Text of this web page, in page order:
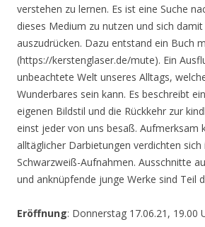
verstehen zu lernen. Es ist eine Suche
dieses Medium zu nutzen und sich
auszudrücken. Dazu entstand ein Buch
(https://kerstenglaser.de/mute). Ein
unbeachtete Welt unseres Alltags,
Wunderbares sein kann. Es beschreibt
eigenen Bildstil und die Rückkehr zur
einst jeder von uns besaß. Aufmerksam
alltäglicher Darbietungen verdichten sich
Schwarzweiß-Aufnahmen. Ausschnitte
und anknüpfende junge Werke sind Teil
Eröffnung: Donnerstag 17.06.21, 19.00